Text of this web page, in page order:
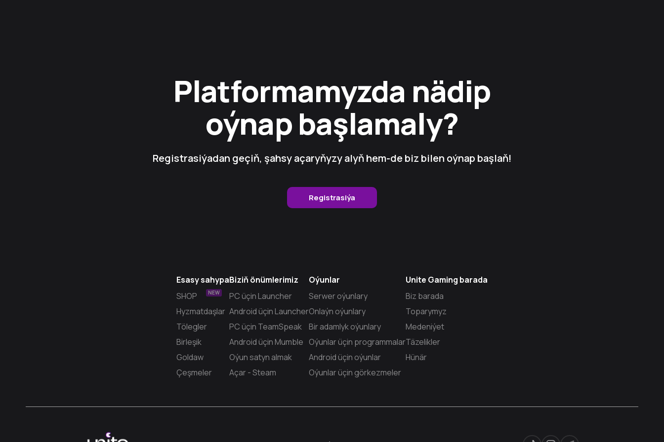
Platformamyzda nädip
oýnap başlamaly?
Registrasiýadan geçiň, şahsy açaryňyzy alyň hem-de biz bilen oýnap başlaň!
Registrasiýa
Esasy sahypa
SHOP
NEW
Hyzmatdaşlar
Tölegler
Birleşik
Goldaw
Çeşmeler
Biziň önümlerimiz
PС üçin Launcher
Android üçin Launcher
PC üçin TeamSpeak
Android üçin Mumble
Oýun satyn almak
Açar - Steam
Oýunlar
Serwer oýunlary
Onlaýn oýunlary
Bir adamlyk oýunlary
Oýunlar üçin programmalar
Android üçin oýunlar
Oýunlar üçin görkezmeler
Unite Gaming barada
Biz barada
Toparymyz
Medeniýet
Täzelikler
Hünär